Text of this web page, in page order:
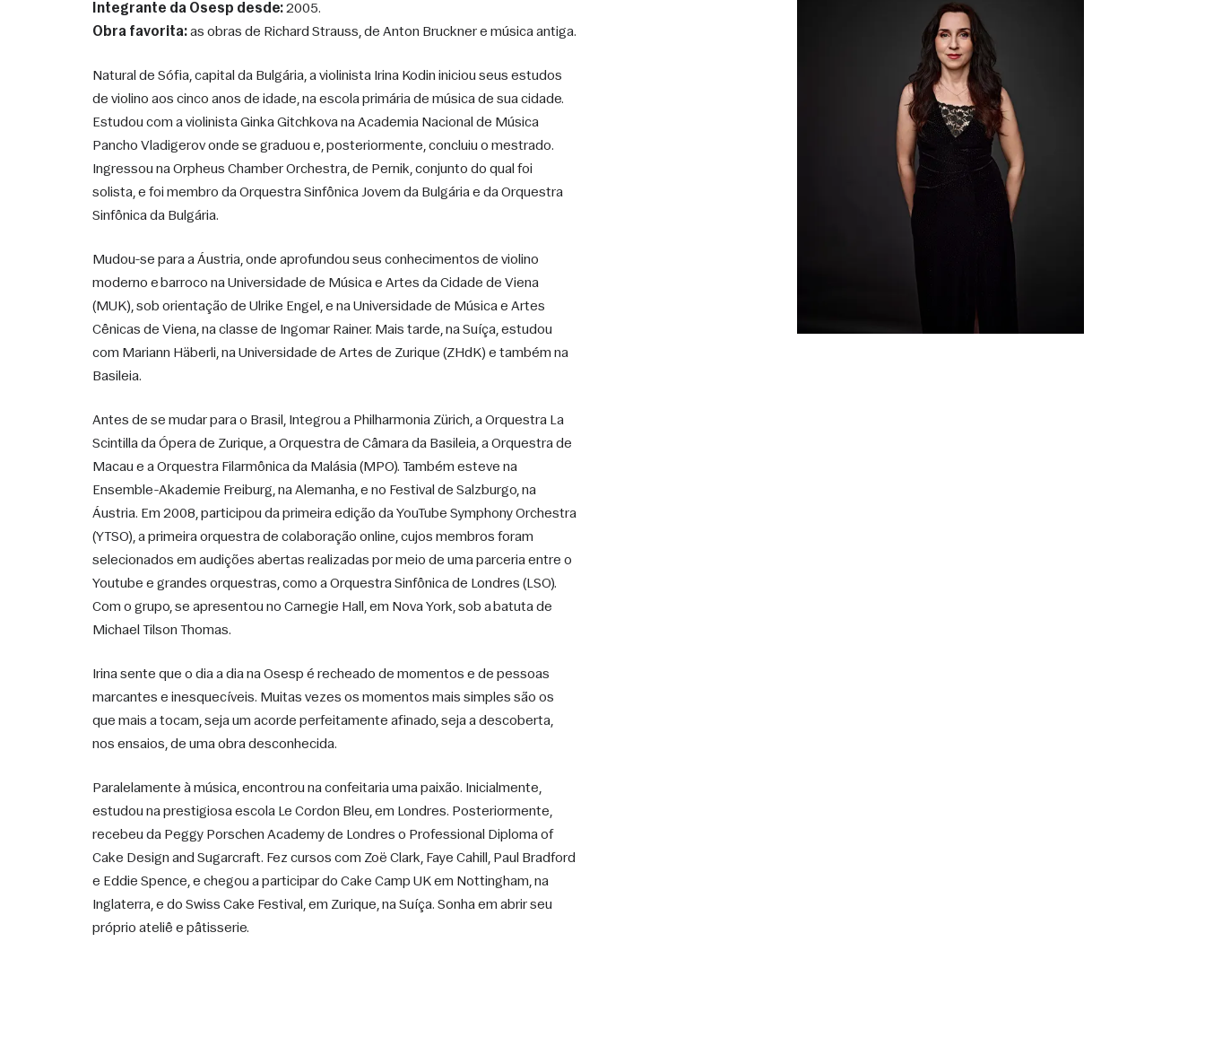
Integrante da Osesp desde: 2005.
Obra favorita:
Natural de Sófia, capital da Bulgária, a violinista Irina Kodin iniciou seus estudos
de violino aos cinco anos de idade, na escola primária de música de sua cidade.
Estudou com a violinista Ginka Gitchkova na Academia Nacional de Música
Pancho Vladigerov onde se graduou e, posteriormente, concluiu o mestrado.
Ingressou na Orpheus Chamber Orchestra, de Pernik, conjunto do qual foi
solista, e foi membro da Orquestra Sinfônica Jovem da Bulgária e da Orquestra
Sinfônica da Bulgária.
Mudou-se para a Áustria, onde aprofundou seus conhecimentos de violino
moderno e barroco na Universidade de Música e Artes da Cidade de Viena
(MUK), sob orientação de Ulrike Engel, e na Universidade de Música e Artes
Cênicas de Viena, na classe de Ingomar Rainer. Mais tarde, na Suíça, estudou
com Mariann Häberli, na Universidade de Artes de Zurique (ZHdK) e também na
Basileia.
Antes de se mudar para o Brasil, Integrou a Philharmonia Zürich, a Orquestra La
Scintilla da Ópera de Zurique, a Orquestra de Câmara da Basileia, a Orquestra de
Macau e a Orquestra Filarmônica da Malásia (MPO). Também esteve na
Ensemble-Akademie Freiburg, na Alemanha, e no Festival de Salzburgo, na
Áustria. Em 2008, participou da primeira edição da YouTube Symphony Orchestra
(YTSO), a primeira orquestra de colaboração online, cujos membros foram
selecionados em audições abertas realizadas por meio de uma parceria entre o
Youtube e grandes orquestras, como a Orquestra Sinfônica de Londres (LSO).
Com o grupo, se apresentou no Carnegie Hall, em Nova York, sob a batuta de
Michael Tilson Thomas.
Irina sente que o dia a dia na Osesp é recheado de momentos e de pessoas
marcantes e inesquecíveis. Muitas vezes os momentos mais simples são os
que mais a tocam, seja um acorde perfeitamente afinado, seja a descoberta,
nos ensaios, de uma obra desconhecida.
Paralelamente à música, encontrou na confeitaria uma paixão. Inicialmente,
estudou na prestigiosa escola Le Cordon Bleu, em Londres. Posteriormente,
recebeu da Peggy Porschen Academy de Londres o Professional Diploma of
Cake Design and Sugarcraft. Fez cursos com Zoë Clark, Faye Cahill, Paul Bradford
e Eddie Spence, e chegou a participar do Cake Camp UK em Nottingham, na
Inglaterra, e do Swiss Cake Festival, em Zurique, na Suíça. Sonha em abrir seu
próprio ateliê e pâtisserie.